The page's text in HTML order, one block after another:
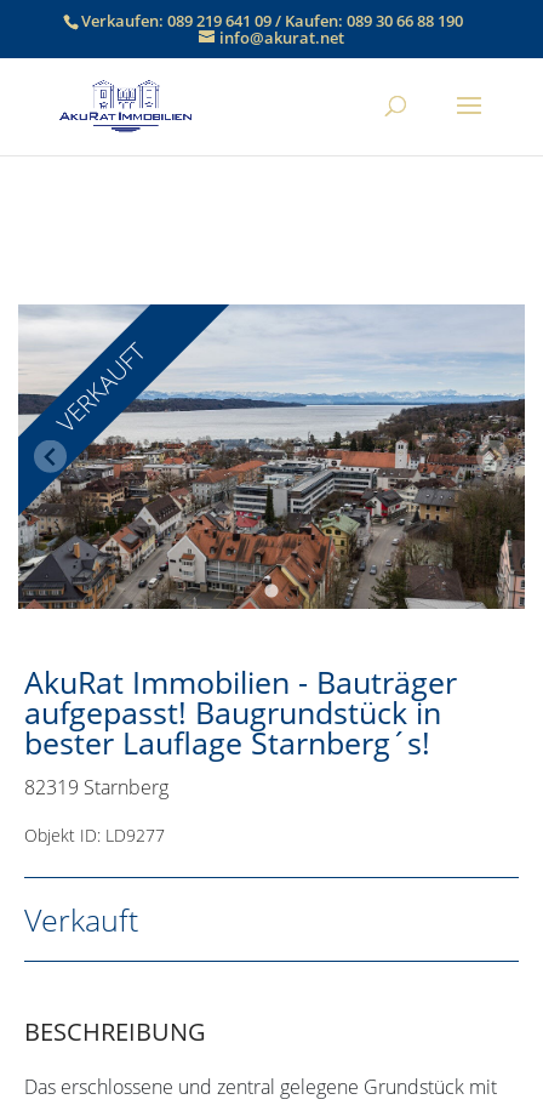
Verkaufen:089 219 641 09/ Kaufen:089 30 66 88 190
info@akurat.net
VERKAUFT
AkuRat Immobilien - Bauträger
aufgepasst! Baugrundstück in
bester Lauflage Starnberg´s!
82319 Starnberg
Objekt ID: LD9277
Verkauft
BESCHREIBUNG
Das erschlossene und zentral gelegene Grundstück mit